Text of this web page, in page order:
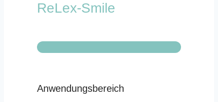
ReLex-Smile
Anwendungsbereich